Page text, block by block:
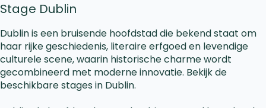
Stage Dublin​
Dublin is een bruisende hoofdstad die bekend staat om
haar rijke geschiedenis, literaire erfgoed en levendige
culturele scene, waarin historische charme wordt
gecombineerd met moderne innovatie. Bekijk de
beschikbare stages in Dublin.